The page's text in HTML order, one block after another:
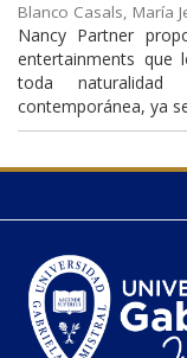
Blanco Casals, María
Nancy Partner
entertainments que
toda
contemporánea, ya